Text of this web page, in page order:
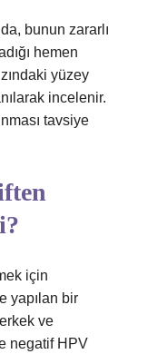
bunun zararlı
hemen
yüzey
incelenir.
tavsiye
için
yapılan bir
ve
negatif HPV